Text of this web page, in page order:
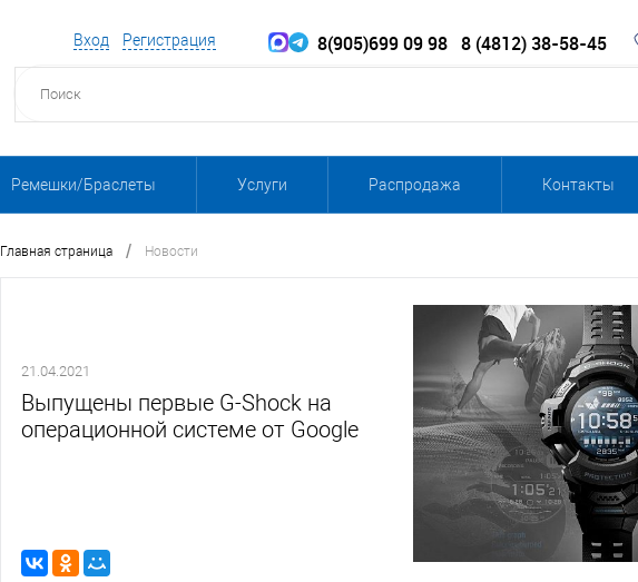
Вход Регистрация 8(905)699 09 98 8 (4812) 38-58-45
Ремешки/Браслеты Услуги Распродажа Контакты
Главная страница / Новости
21.04.2021
Выпущены первые G-Shock на
операционной системе от Google